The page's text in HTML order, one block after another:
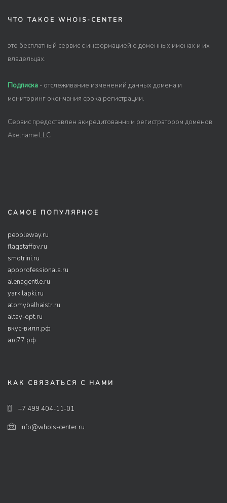
ЧТО ТАКОЕ WHOIS-CENTER
это бесплатный сервис с информацией о доменных именах и их
владельцах.
Подписка - отслеживание изменений данных домена и
мониторинг окончания срока регистрации.
Сервис предоставлен аккредитованным регистратором доменов
Axelname LLC
САМОЕ ПОПУЛЯРНОЕ
peopleway.ru
flagstaffov.ru
smotrini.ru
appprofessionals.ru
alenagentle.ru
yarkilapki.ru
atomybalhaistr.ru
altay-opt.ru
вкус-вилл.рф
атс77.рф
КАК СВЯЗАТЬСЯ С НАМИ
+7 499 404-11-01
info@whois-center.ru